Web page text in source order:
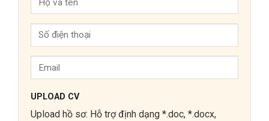
UPLOAD CV
Upload hồ sơ: Hỗ trợ định dạng *.doc, *.docx,